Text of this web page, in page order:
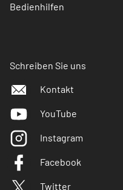
Bedienhilfen
Schreiben Sie uns
Kontakt
YouTube
Instagram
Facebook
Twitter